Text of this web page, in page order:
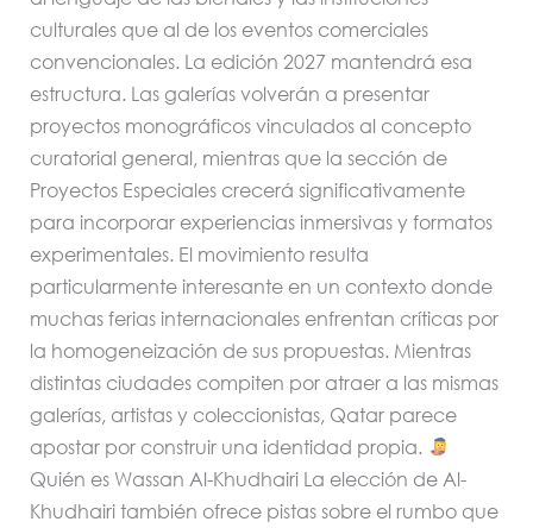
culturales que al de los eventos comerciales
convencionales. La edición 2027 mantendrá esa
estructura. Las galerías volverán a presentar
proyectos monográficos vinculados al concepto
curatorial general, mientras que la sección de
Proyectos Especiales crecerá significativamente
para incorporar experiencias inmersivas y formatos
experimentales. El movimiento resulta
particularmente interesante en un contexto donde
muchas ferias internacionales enfrentan críticas por
la homogeneización de sus propuestas. Mientras
distintas ciudades compiten por atraer a las mismas
galerías, artistas y coleccionistas, Qatar parece
apostar por construir una identidad propia.
Quién es Wassan Al-Khudhairi La elección de Al-
Khudhairi también ofrece pistas sobre el rumbo que